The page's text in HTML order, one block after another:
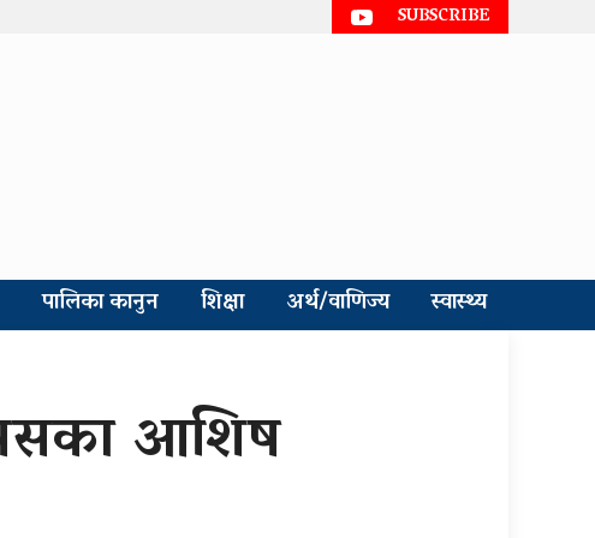
SUBSCRIBE
पालिका कानुन शिक्षा अर्थ/वाणिज्य स्वास्थ्य
आशिष